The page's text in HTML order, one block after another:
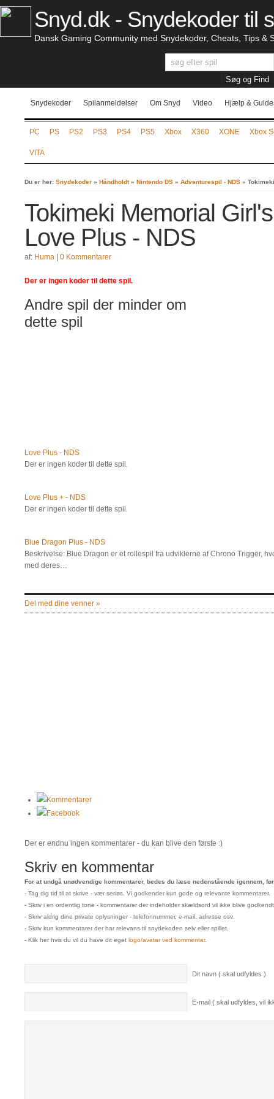
Snyd.dk - Snydekoder til
Dansk Gaming Community med Snydekoder, Cheats, Tips &
Snydekoder Spilanmeldelser Om Snyd Video Hjælp &
PC PS PS2 PS3 PS4 PS5 Xbox X360 XONE Xbox
VITA
Du er her: Snydekoder » Håndholdt» Nintendo DS » Adventurespil - NDS »
Tokimeki Memorial
Love Plus - NDS
af: Huma 0 Kommentarer
Der er ingen koder til dette spil.
Andre spil der minder om
dette spil
Love Plus - NDS
Der er ingen koder til dette spil.
Love Plus + - NDS
Der er ingen koder til dette spil.
Blue Dragon Plus - NDS
Beskrivelse: Blue Dragon er et rollespil fra udviklerne af Chrono Trigger,
med deres…
Del med dine venner »
Kommentarer
Facebook
Der er endnu ingen kommentarer - du kan blive den første :)
Skriv en kommentar
For at undgå unødvendige kommentarer, bedes du læse nedenstående igennem,
- Tag dig tid til at skrive - vær seriøs. Vi godkender kun gode og relevante kommentarer.
- Skriv i en ordentlig tone - kommentarer der indeholder skældsord vil ikke blive
- Skriv aldrig dine private oplysninger - telefonnummer, e-mail, adresse osv.
- Skriv kun kommentarer der har relevans til snydekoden selv eller spillet.
- Klik her hvis du vil du have dit eget logo/avatar ved kommentar.
Dit navn ( skal udfyldes )
E-mail ( skal udfyldes, vil